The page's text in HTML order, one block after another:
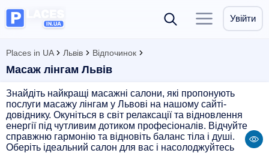
Увійти
Places in UA Львів Відпочинок
Масаж лінгам Львів
Знайдіть найкращі масажні салони, які пропонують
послуги масажу лінгам у Львові на нашому сайті-
довіднику. Окуніться в світ релаксації та відновлення
енергії під чутливим дотиком професіоналів. Відчуйте
справжню гармонію та відновіть баланс тіла і душі.
Оберіть ідеальний салон для вас і насолоджуйтесь